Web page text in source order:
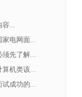
容...
家电网面...
须先了解...
算机类该...
试成功的...